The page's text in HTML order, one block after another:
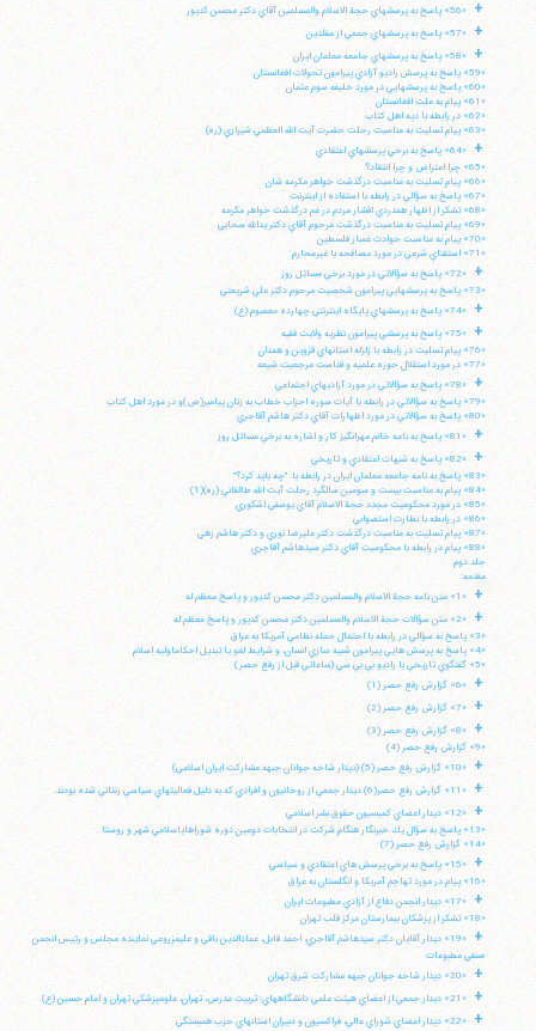
+ «56» پاسخ به پرسشهاي حجة الاسلام والمسلمين آقاي دكتر محسن كديور
+ «57» پاسخ به پرسشهاي جمعي از مقلدين
+
«58» پاسخ به پرسشهاي جامعه معلمان ايران
«59» پاسخ به پرسش راديو آزادي پيرامون تحولات افغانستان
«60» پاسخ به پرسشهايي در مورد خليفه سوم عثمان
«61» پيام به ملت افغانستان
«62» در رابطه با ديه اهل كتاب
«63» پيام تسليت به مناسبت رحلت حضرت آيت الله العظمي شيرازي (ره)
+
«64» پاسخ به برخي پرسشهاي اعتقادي
«65» چرا اعتراض و چرا انتقاد؟
«66» پيام تسليت به مناسبت درگذشت خواهر مكرمه شان
«67» پاسخ به سؤالي در رابطه با استفاده از اينترنت
«68» تشكر از اظهار همدردي اقشار مردم در غم درگذشت خواهر مكرمه
«69» پيام تسليت به مناسبت درگذشت مرحوم آقاي دكتر يدالله سحابي
«70» پيام به مناسبت حوادث غمبار فلسطين
«71» استفتاي شرعي در مورد مصافحه با غيرمحارم
+
«72» پاسخ به سؤالاتي در مورد برخي مسائل روز
«73» پاسخ به پرسشهايي پيرامون شخصيت مرحوم دكتر علي شريعتي
+ «74» پاسخ به پرسشهاي پايگاه اينترنتي چهارده معصوم (ع)
+
«75» پاسخ به پرسشي پيرامون نظريه ولايت فقيه
«76» پيام تسليت در رابطه با زلزله استانهاي قزوين و همدان
«77» در مورد استقلال حوزه علميه و قداست مرجعيت شيعه
+
«78» پاسخ به سؤالاتي در مورد آزاديهاي اجتماعي
«79» پاسخ به سؤالاتي در رابطه با آيات سوره احزاب خطاب به زنان پيامبر(ص)و در مورد اهل كتاب
«80» پاسخ به سؤالاتي در مورد اظهارات آقاي دكتر هاشم آقاجري
+ «81» پاسخ به نامه خانم مهرانگيز كار و اشاره به برخي مسائل روز
+
«82» پاسخ به شبهات اعتقادي و تاريخي
«83» پاسخ به نامه جامعه معلمان ايران در رابطه با: "چه بايد كرد؟"
«84» پيام به مناسبت بيست و سومين سالگرد رحلت آيت الله طالقاني (ره)(1)
«85» در مورد محكوميت مجدد حجة الاسلام آقاي يوسفي اشكوري
«86» در رابطه با نظارت استصوابي
«87» پيام تسليت به مناسبت درگذشت دكتر عليرضا نوري و دكتر هاشم زهي
«88» پيام در رابطه با محكوميت آقاي دكتر سيدهاشم آقاجري
جلد دوم
مقدمه:
+ «1» متن نامه حجة الاسلام والمسلمين دكتر محسن كديور و پاسخ معظم له
+
«2» متن سؤالات حجة الاسلام والمسلمين دكتر محسن كديور و پاسخ معظم له
«3» پاسخ به سؤالي در رابطه با احتمال حمله نظامي آمريكا به عراق
«4» پاسخ به پرسش هايي پيرامون شبيه سازي انسان، و شرايط لغو يا تبديل احكاماوليه اسلام
«5» گفتگوي تاريخي با راديو بي بي سي (ساعاتي قبل از رفع حصر)
+ «6» گزارش رفع حصر (1)
+ «7» گزارش رفع حصر (2)
+
«8» گزارش رفع حصر (3)
«9» گزارش رفع حصر (4)
+ «10» گزارش رفع حصر (5) (ديدار شاخه جوانان جبهه مشاركت ايران اسلامي)
+ «11» گزارش رفع حصر(6) ديدار جمعي از روحانيون و افرادي كه به دليل فعاليتهاي سياسي زنداني شده بودند.
+
«12» ديدار اعضاي كميسيون حقوق بشر اسلامي
«13» پاسخ به سؤال يك خبرنگار هنگام شركت در انتخابات دومين دوره شوراهاياسلامي شهر و روستا
«14» گزارش رفع حصر (7)
+
«15» پاسخ به برخي پرسش هاي اعتقادي و سياسي
«16» پيام در مورد تهاجم آمريكا و انگلستان به عراق
+
«17» ديدار انجمن دفاع از آزادي مطبوعات ايران
«18» تشكر از پزشكان بيمارستان مركز قلب تهران
+
«19» ديدار آقايان دكتر سيدهاشم آقاجري، احمد قابل، عمادالدين باقي و عليمزروعي نماينده مجلس و رئيس انجمن
صنفي مطبوعات
+ «20» ديدار شاخه جوانان جبهه مشاركت شرق تهران
+ «21» ديدار جمعي از اعضاي هيئت علمي دانشگاههاي: تربيت مدرس، تهران، علومپزشكي تهران و امام حسين (ع)
+
«22» ديدار اعضاي شوراي عالي، فراكسيون و دبيران استانهاي حزب همبستگي